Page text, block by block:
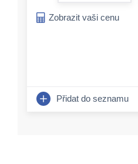
Zobrazit vaši cenu
Přidat do seznamu